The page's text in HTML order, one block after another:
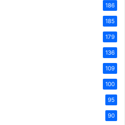
186
185
179
136
109
100
95
90